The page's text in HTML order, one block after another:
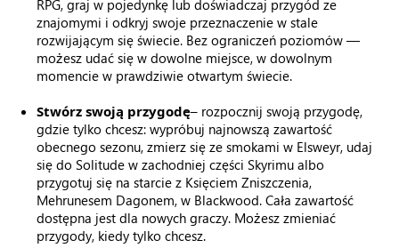
RPG, graj w pojedynkę lub doświadczaj przygód ze
znajomymi i odkryj swoje przeznaczenie w stale
rozwijającym się świecie. Bez ograniczeń poziomów —
możesz udać się w dowolne miejsce, w dowolnym
momencie w prawdziwie otwartym świecie.
Stwórz swoją przygodę– rozpocznij swoją przygodę,
gdzie tylko chcesz: wypróbuj najnowszą zawartość
obecnego sezonu, zmierz się ze smokami w Elsweyr, udaj
się do Solitude w zachodniej części Skyrimu albo
przygotuj się na starcie z Księciem Zniszczenia,
Mehrunesem Dagonem, w Blackwood. Cała zawartość
dostępna jest dla nowych graczy. Możesz zmieniać
przygody, kiedy tylko chcesz.